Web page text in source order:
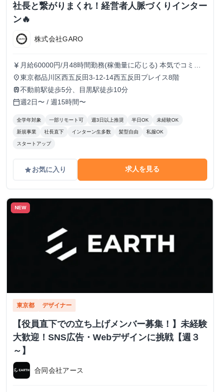
社長と繋がりまくれ！経営者人脈づくりインター
ン🔥
株式会社GARO
currency_yen 月給60000円/月48時間勤務(稼働量に応じる) 本気でコミッ
トすれば、学生でも圧倒的な実績と報酬を得られる環境で
す！
place東京都品川区西五反田3-12-14西五反田プレイス8階
train不動前駅徒歩5分、目黒駅徒歩10分
calendar_today週2日〜 / 週15時間〜
全学年対象 一部リモート可 週3日以上推奨 半日OK 未経験OK
新規事業 社長直下 インターン生多数 髪型自由 私服OK
スタートアップ
gradeお気に入り 求人を見る
NEW
東京都 デザイナー
【役員直下での立ち上げメンバー募集！】未経験
大歓迎！SNS広告・Webデザインに挑戦【週３
～】
合同会社アース